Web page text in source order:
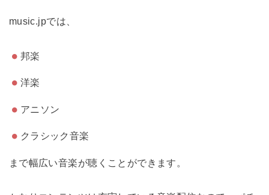
music.jpでは、
邦楽
洋楽
アニソン
クラシック音楽
まで幅広い音楽が聴くことができます。